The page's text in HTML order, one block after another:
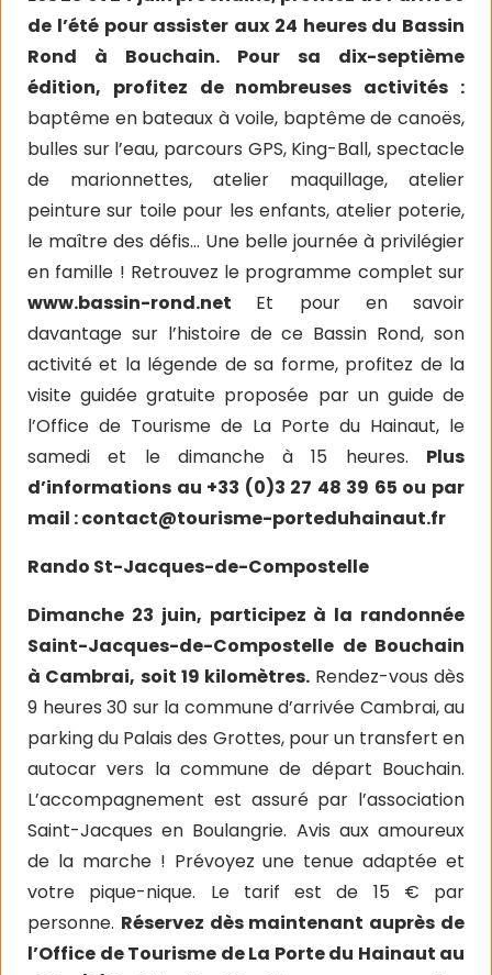
de l’été pour assister aux 24 heures du Bassin
Rond à Bouchain. Pour sa dix-septième
édition, profitez de nombreuses activités :
baptême en bateaux à voile, baptême de canoës,
bulles sur l’eau, parcours GPS, King-Ball, spectacle
de marionnettes, atelier maquillage, atelier
peinture sur toile pour les enfants, atelier poterie,
le maître des défis… Une belle journée à privilégier
en famille ! Retrouvez le programme complet sur
www.bassin-rond.net Et pour en savoir
davantage sur l’histoire de ce Bassin Rond, son
activité et la légende de sa forme, profitez de la
visite guidée gratuite proposée par un guide de
l’Office de Tourisme de La Porte du Hainaut, le
samedi et le dimanche à 15 heures. Plus
d’informations au +33 (0)3 27 48 39 65 ou par
mail :contact@tourisme-porteduhainaut.fr
Rando St-Jacques-de-Compostelle
Dimanche 23 juin, participez à la randonnée
Saint-Jacques-de-Compostelle de Bouchain
à Cambrai, soit 19 kilomètres. Rendez-vous dès
9 heures 30 sur la commune d’arrivée Cambrai, au
parking du Palais des Grottes, pour un transfert en
autocar vers la commune de départ Bouchain.
L’accompagnement est assuré par l’association
Saint-Jacques en Boulangrie. Avis aux amoureux
de la marche ! Prévoyez une tenue adaptée et
votre pique-nique. Le tarif est de 15 € par
personne. Réservez dès maintenant auprès de
l’Office de Tourisme de La Porte du Hainaut au